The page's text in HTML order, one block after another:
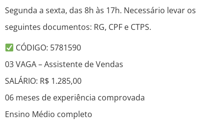
Segunda a sexta, das 8h às 17h. Necessário levar os
seguintes documentos: RG, CPF e CTPS.
CÓDIGO: 5781590
03 VAGA – Assistente de Vendas
SALÁRIO: R$ 1.285,00
06 meses de experiência comprovada
Ensino Médio completo